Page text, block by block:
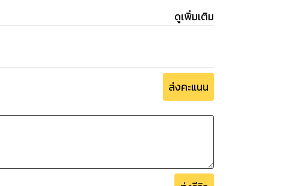
ดูเพิ่มเติม
ส่งคะแนน